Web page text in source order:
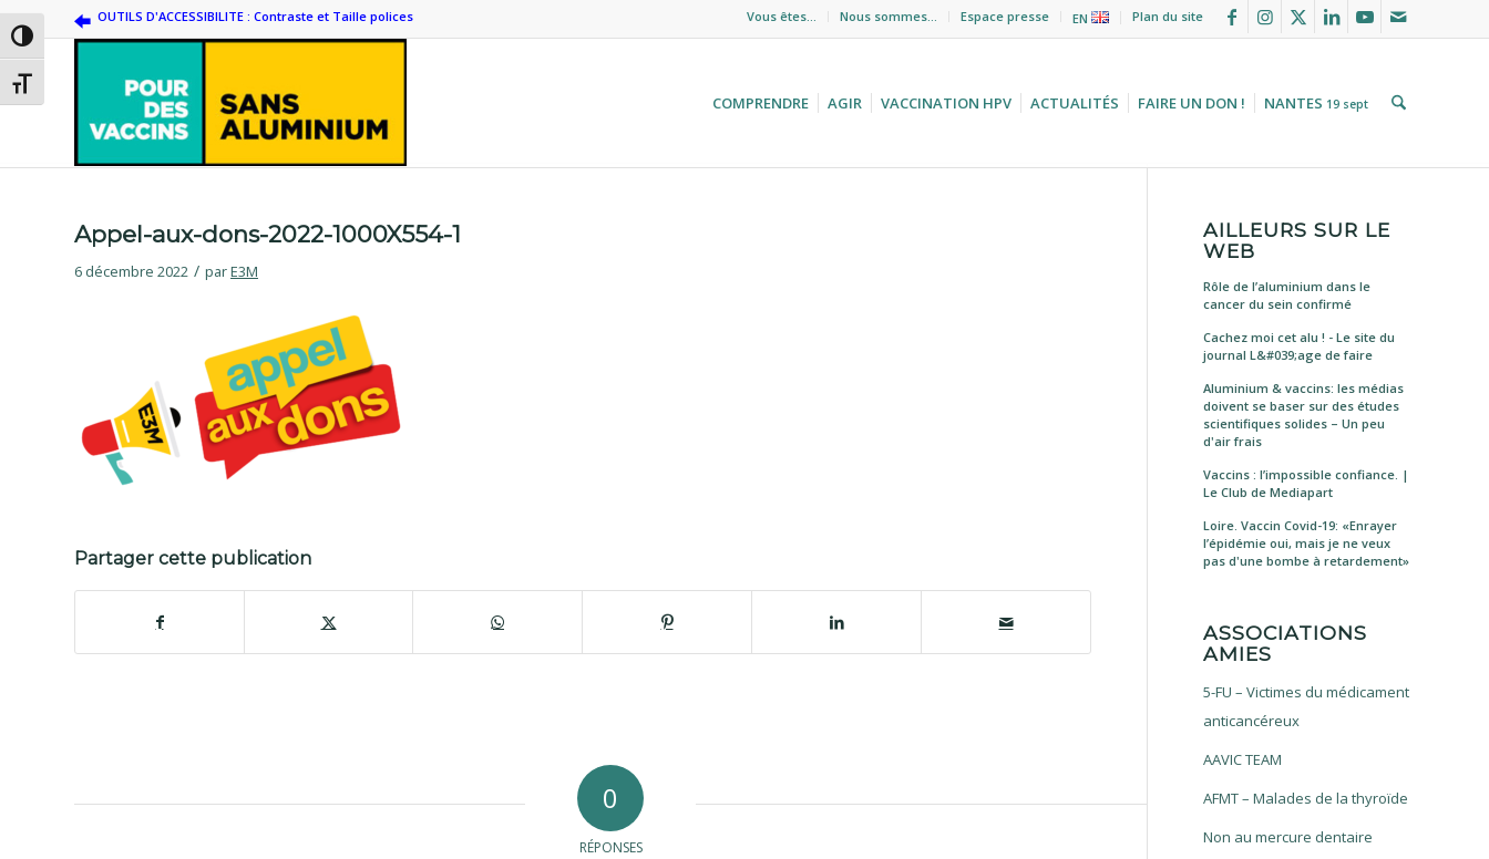
Passer en contraste élevé
Changer la taille de la police
Vous êtes… Nous sommes… Espace presse EN Plan du site
OUTILS D'ACCESSIBILITE : Contraste et Taille polices
COMPRENDRE AGIR VACCINATION HPV ACTUALITÉS FAIRE UN DON ! NANTES 19 sept
Appel-aux-dons-2022-1000X554-1
6 décembre 2022 / parE3M
Partager cette publication
0
RÉPONSES
AILLEURS SUR LE
WEB
Rôle de l’aluminium dans le
cancer du sein confirmé
Cachez moi cet alu ! - Le site du
journal L&#039;age de faire
Aluminium & vaccins: les médias
doivent se baser sur des études
scientifiques solides – Un peu
d'air frais
Vaccins : l’impossible confiance. |
Le Club de Mediapart
Loire. Vaccin Covid-19: «Enrayer
l’épidémie oui, mais je ne veux
pas d'une bombe à retardement»
ASSOCIATIONS
AMIES
5-FU – Victimes du médicament
anticancéreux
AAVIC TEAM
AFMT – Malades de la thyroïde
Non au mercure dentaire